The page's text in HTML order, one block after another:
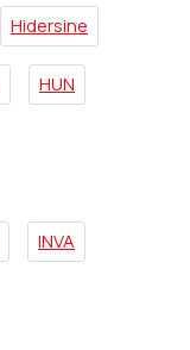
Hidersine
HUN
INVA